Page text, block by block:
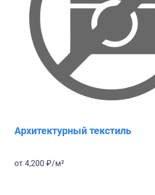
Архитектурный текстиль
от 4,200 ₽/м²